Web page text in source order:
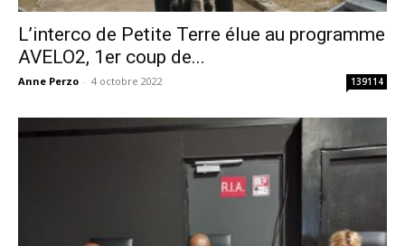
L’interco de Petite Terre élue au programme
AVELO2, 1er coup de...
Anne Perzo - 4 octobre 2022 139114